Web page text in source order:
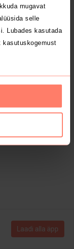
mugavat
selle
Lubades kasutada
kasutuskogemust
Laadi alla äpp